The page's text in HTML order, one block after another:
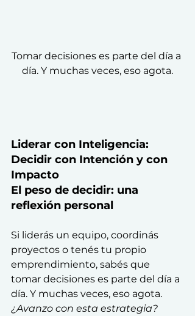
Tomar decisiones es parte del día a
día. Y muchas veces, eso agota.
Liderar con Inteligencia:
Decidir con Intención y con
Impacto
El peso de decidir: una
reflexión personal
Si liderás un equipo, coordinás
proyectos o tenés tu propio
emprendimiento, sabés que
tomar decisiones es parte del día a
día. Y muchas veces, eso agota.
¿Avanzo con esta estrategia?